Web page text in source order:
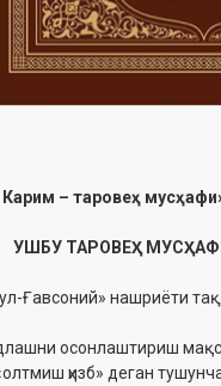
Карим – таровеҳ
УШБУ ТАРОВЕҲ
Ғавсоний» нашриёти
осонлаштириш
ҳизб» деган